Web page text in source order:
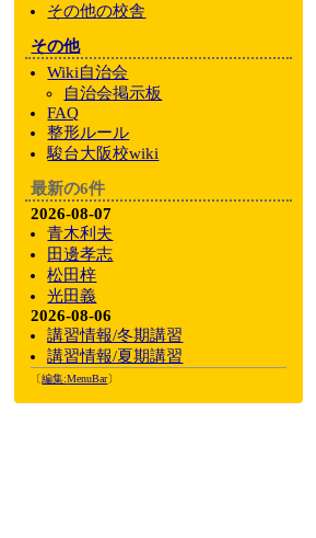
その他の校舎
その他
Wiki自治会
自治会掲示板
FAQ
整形ルール
駿台大阪校wiki
最新の6件
2026-08-07
青木利夫
田邊孝志
松田梓
光田義
2026-08-06
講習情報/冬期講習
講習情報/夏期講習
〔編集:MenuBar〕